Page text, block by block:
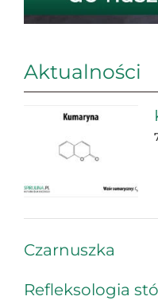
Aktualności
Czarnuszka
Refleksologia